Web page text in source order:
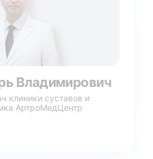
Владимирович
клиники суставов и
АртроМедЦентр